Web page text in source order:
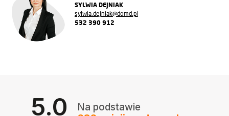
SYLWIA DEJNIAK
sylwia.dejniak@domd.pl
532 390 912
5.0
Na podstawie